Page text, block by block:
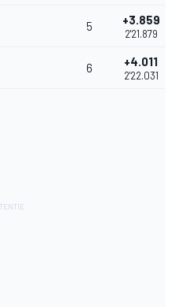
5 +3.859
2'21.879
6 +4.011
2'22.031